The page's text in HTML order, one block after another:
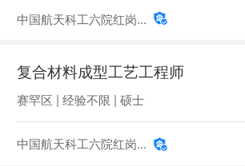
中国航天科工六院红岗...
复合材料成型工艺工程师
赛罕区 | 经验不限 | 硕士
中国航天科工六院红岗...